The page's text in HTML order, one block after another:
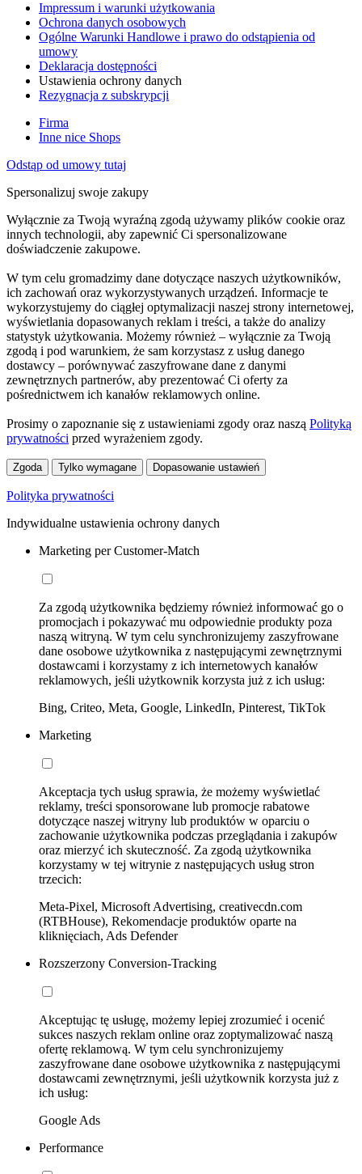
Impressum i warunki użytkowania
Ochrona danych osobowych
Ogólne Warunki Handlowe i prawo do odstąpienia od
umowy
Deklaracja dostępności
Ustawienia ochrony danych
Rezygnacja z subskrypcji
Firma
Inne nice Shops
Odstąp od umowy tutaj
Spersonalizuj swoje zakupy
Wyłącznie za Twoją wyraźną zgodą używamy plików cookie oraz
innych technologii, aby zapewnić Ci spersonalizowane
doświadczenie zakupowe.
W tym celu gromadzimy dane dotyczące naszych użytkowników,
ich zachowań oraz wykorzystywanych urządzeń. Informacje te
wykorzystujemy do ciągłej optymalizacji naszej strony internetowej,
wyświetlania dopasowanych reklam i treści, a także do analizy
statystyk użytkowania. Możemy również – wyłącznie za Twoją
zgodą i pod warunkiem, że sam korzystasz z usług danego
dostawcy – porównywać zaszyfrowane dane z danymi
zewnętrznych partnerów, aby prezentować Ci oferty za
pośrednictwem ich kanałów reklamowych online.
Prosimy o zapoznanie się z ustawieniami zgody oraz naszą Polityką
prywatności przed wyrażeniem zgody.
Zgoda Tylko wymagane Dopasowanie ustawień
Polityka prywatności
Indywidualne ustawienia ochrony danych
Marketing per Customer-Match
Za zgodą użytkownika będziemy również informować go o
promocjach i pokazywać mu odpowiednie produkty poza
naszą witryną. W tym celu synchronizujemy zaszyfrowane
dane osobowe użytkownika z następującymi zewnętrznymi
dostawcami i korzystamy z ich internetowych kanałów
reklamowych, jeśli użytkownik korzysta już z ich usług:
Bing, Criteo, Meta, Google, LinkedIn, Pinterest, TikTok
Marketing
Akceptacja tych usług sprawia, że możemy wyświetlać
reklamy, treści sponsorowane lub promocje rabatowe
dotyczące naszej witryny lub produktów w oparciu o
zachowanie użytkownika podczas przeglądania i zakupów
oraz mierzyć ich skuteczność. Za zgodą użytkownika
korzystamy w tej witrynie z następujących usług stron
trzecich:
Meta-Pixel, Microsoft Advertising, creativecdn.com
(RTBHouse), Rekomendacje produktów oparte na
kliknięciach, Ads Defender
Rozszerzony Conversion-Tracking
Akceptując tę usługę, możemy lepiej zrozumieć i ocenić
sukces naszych reklam online oraz zoptymalizować naszą
ofertę reklamową. W tym celu synchronizujemy
zaszyfrowane dane osobowe użytkownika z następującymi
dostawcami zewnętrznymi, jeśli użytkownik korzysta już z
ich usług:
Google Ads
Performance